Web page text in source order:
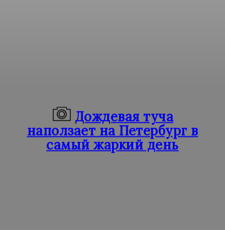
Дождевая туча
наползает на Петербург в
самый жаркий день